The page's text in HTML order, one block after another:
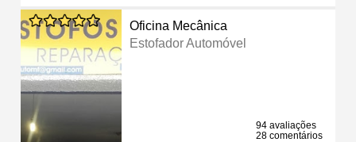
Oficina Mecânica
Estofador Automóvel
94 avaliações
28 comentários